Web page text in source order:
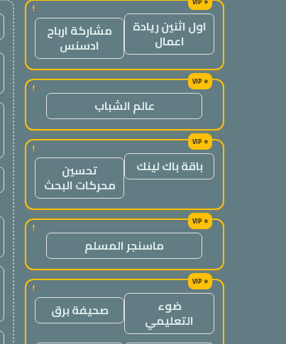
!
اول اثنين ريادة
اعمال مشاركة ارباح
ادسنس
!
عالم الشباب
!
باقة باك لينك تحسين
محركات البحث
!
ماسنجر المسلم
!
ضوء
التعليمي صحيفة برق